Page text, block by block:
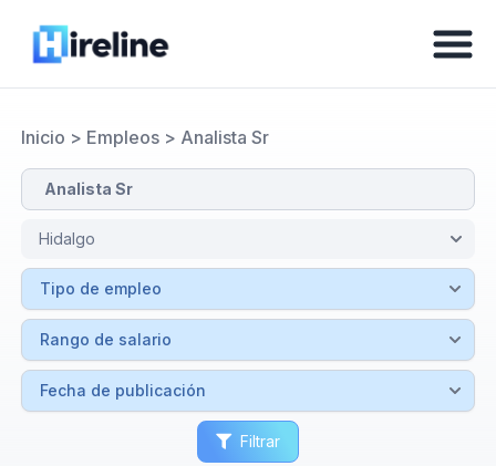
Inicio > Empleos> Analista Sr
Filtrar